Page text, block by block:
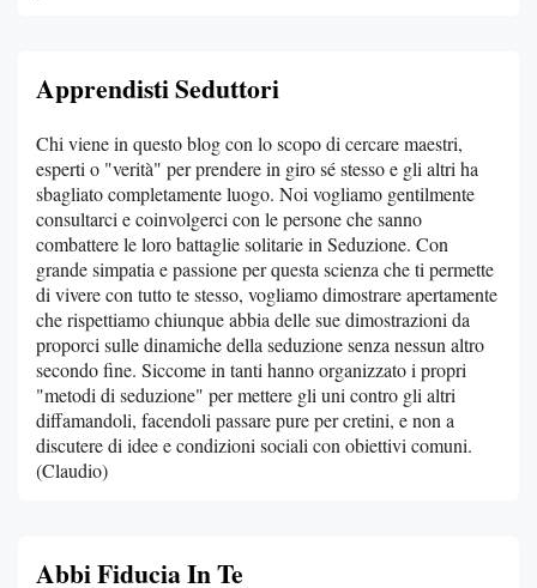
Apprendisti Seduttori
Chi viene in questo blog con lo scopo di cercare maestri,
esperti o "verità" per prendere in giro sé stesso e gli altri ha
sbagliato completamente luogo. Noi vogliamo gentilmente
consultarci e coinvolgerci con le persone che sanno
combattere le loro battaglie solitarie in Seduzione. Con
grande simpatia e passione per questa scienza che ti permette
di vivere con tutto te stesso, vogliamo dimostrare apertamente
che rispettiamo chiunque abbia delle sue dimostrazioni da
proporci sulle dinamiche della seduzione senza nessun altro
secondo fine. Siccome in tanti hanno organizzato i propri
"metodi di seduzione" per mettere gli uni contro gli altri
diffamandoli, facendoli passare pure per cretini, e non a
discutere di idee e condizioni sociali con obiettivi comuni.
(Claudio)
Abbi Fiducia In Te